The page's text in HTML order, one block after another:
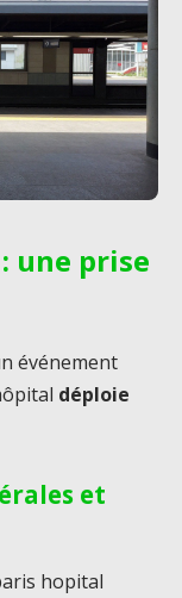
une prise
événement
déploie
et
hopital